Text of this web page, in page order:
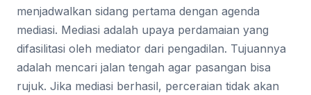
menjadwalkan sidang pertama dengan agenda
mediasi. Mediasi adalah upaya perdamaian yang
difasilitasi oleh mediator dari pengadilan. Tujuannya
adalah mencari jalan tengah agar pasangan bisa
rujuk. Jika mediasi berhasil, perceraian tidak akan